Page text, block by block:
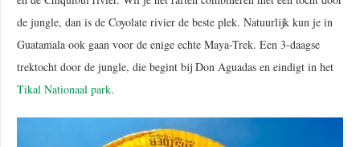
de jungle, dan is de Coyolate rivier de beste plek. Natuurlijk kun je in
Guatamala ook gaan voor de enige echte Maya-Trek. Een 3-daagse
trektocht door de jungle, die begint bij Don Aguadas en eindigt in het
Tikal Nationaal park.